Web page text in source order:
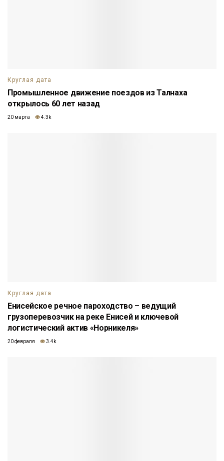
Круглая дата
Промышленное движение поездов из Талнаха
открылось 60 лет назад
20 марта 4.3k
Круглая дата
Енисейское речное пароходство – ведущий
грузоперевозчик на реке Енисей и ключевой
логистический актив «Норникеля»
20 февраля 3.4k